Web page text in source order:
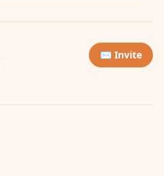
✉️ Invite